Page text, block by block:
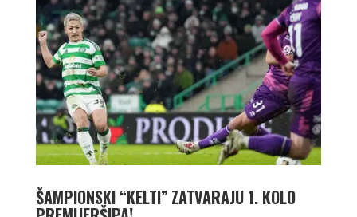
ŠAMPIONSKI “KELTI” ZATVARAJU 1. KOLO